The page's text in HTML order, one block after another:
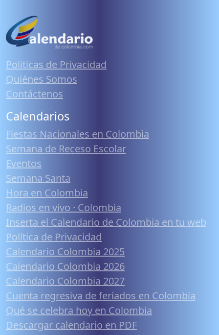
Políticas de Privacidad
Quiénes Somos
Contáctenos
Calendarios
Fiestas Nacionales en Colombia
Semana de Receso Escolar
Eventos
Semana Santa
Hora en Colombia
Radios en vivo · Colombia
Inserta el Calendario de Colombia en tu web
Política de Privacidad
Calendario Colombia 2025
Calendario Colombia 2026
Calendario Colombia 2027
Cuenta regresiva de feriados en Colombia
Qué se celebra hoy en Colombia
Descargar calendario en PDF